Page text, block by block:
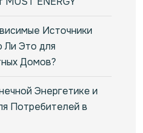
Источники
Ли Это для
Домов?
Энергетике и
Потребителей в